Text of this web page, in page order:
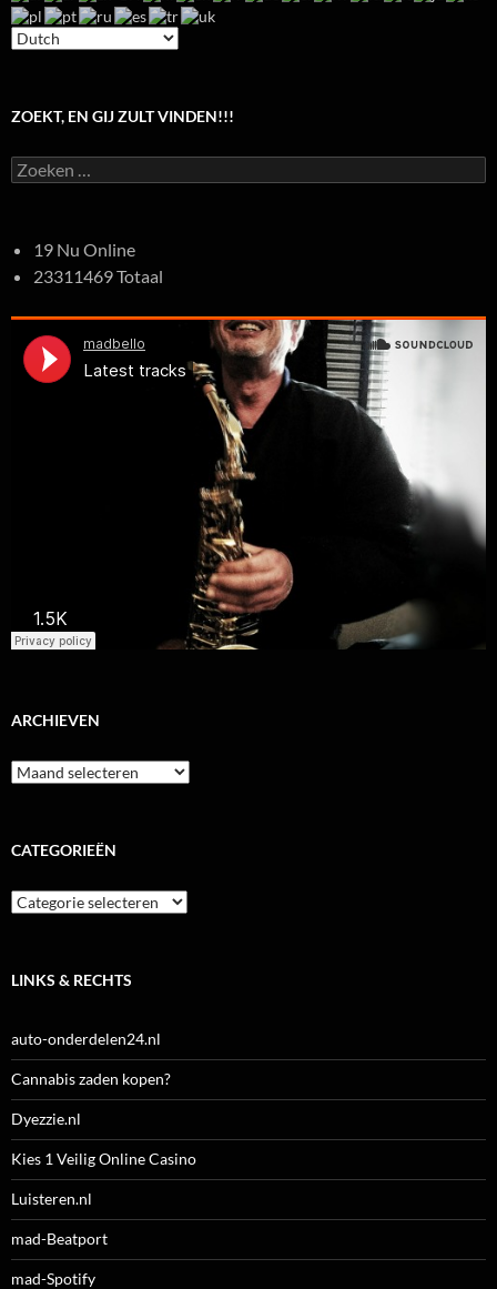
ZOEKT, EN GIJ ZULT VINDEN!!!
Zoeken
naar:
19 Nu Online
23311469 Totaal
ARCHIEVEN
Archieven
CATEGORIEËN
Categorieën
LINKS & RECHTS
auto-onderdelen24.nl
Cannabis zaden kopen?
Dyezzie.nl
Kies 1 Veilig Online Casino
Luisteren.nl
mad-Beatport
mad-Spotify